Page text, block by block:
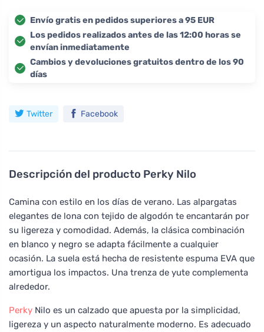
Descripción del producto Perky Nilo
Camina con estilo en los días de verano. Las alpargatas
elegantes de lona con tejido de algodón te encantarán por
su ligereza y comodidad. Además, la clásica combinación
en blanco y negro se adapta fácilmente a cualquier
ocasión. La suela está hecha de resistente espuma EVA que
amortigua los impactos. Una trenza de yute complementa
alrededor.
Perky Nilo es un calzado que apuesta por la simplicidad,
ligereza y un aspecto naturalmente moderno. Es adecuado
Envío gratis en pedidos superiores a 95 EUR
Los pedidos realizados antes de las 12:00 horas se
envían inmediatamente
Cambios y devoluciones gratuitos dentro de los 90
días
Twitter Facebook